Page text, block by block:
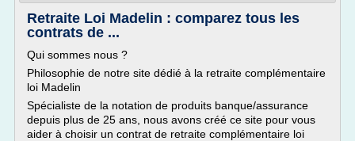
Retraite Loi Madelin : comparez tous les
contrats de ...
Qui sommes nous ?
Philosophie de notre site dédié à la retraite complémentaire
loi Madelin
Spécialiste de la notation de produits banque/assurance
depuis plus de 25 ans, nous avons créé ce site pour vous
aider à choisir un contrat de retraite complémentaire loi